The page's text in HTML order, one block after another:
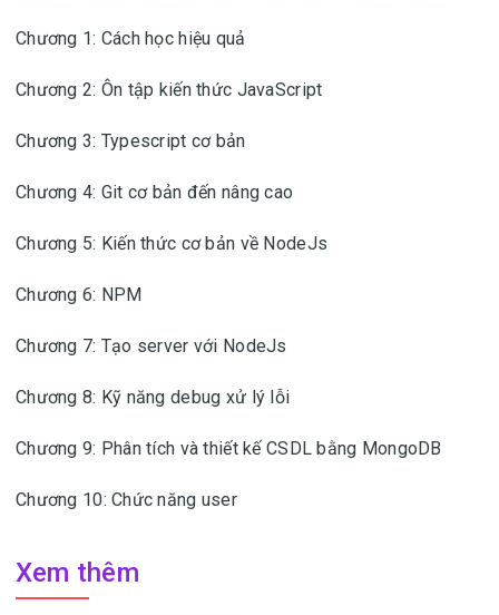
Chương 1: Cách học hiệu quả
Chương 2: Ôn tập kiến thức JavaScript
Chương 3: Typescript cơ bản
Chương 4: Git cơ bản đến nâng cao
Chương 5: Kiến thức cơ bản về NodeJs
Chương 6: NPM
Chương 7: Tạo server với NodeJs
Chương 8: Kỹ năng debug xử lý lỗi
Chương 9: Phân tích và thiết kế CSDL bằng MongoDB
Chương 10: Chức năng user
Xem thêm